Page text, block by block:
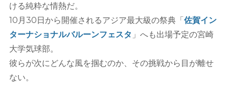
ける純粋な情熱だ。
10月30日から開催されるアジア最大級の祭典「佐賀イン
ターナショナルバルーンフェスタ 」へも出場予定の宮崎
大学気球部。
彼らが次にどんな風を掴むのか、その挑戦から目が離せ
ない。